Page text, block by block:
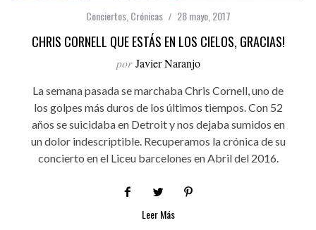
Conciertos, Crónicas 28 mayo, 2017
CHRIS CORNELL QUE ESTÁS EN LOS CIELOS, GRACIAS!
por Javier Naranjo
La semana pasada se marchaba Chris Cornell, uno de
los golpes más duros de los últimos tiempos. Con 52
años se suicidaba en Detroit y nos dejaba sumidos en
un dolor indescriptible. Recuperamos la crónica de su
concierto en el Liceu barcelones en Abril del 2016.
Leer Más